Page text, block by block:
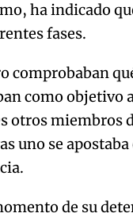
ha indicado
fases.
comprobaban
como objetivo
otros miembros
uno se
de su